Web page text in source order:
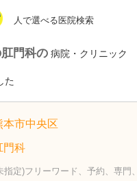
人で選べる医院検索
門科の 病院・クリニック
た
本市中央区
門科
指定)フリーワード、予約、専門